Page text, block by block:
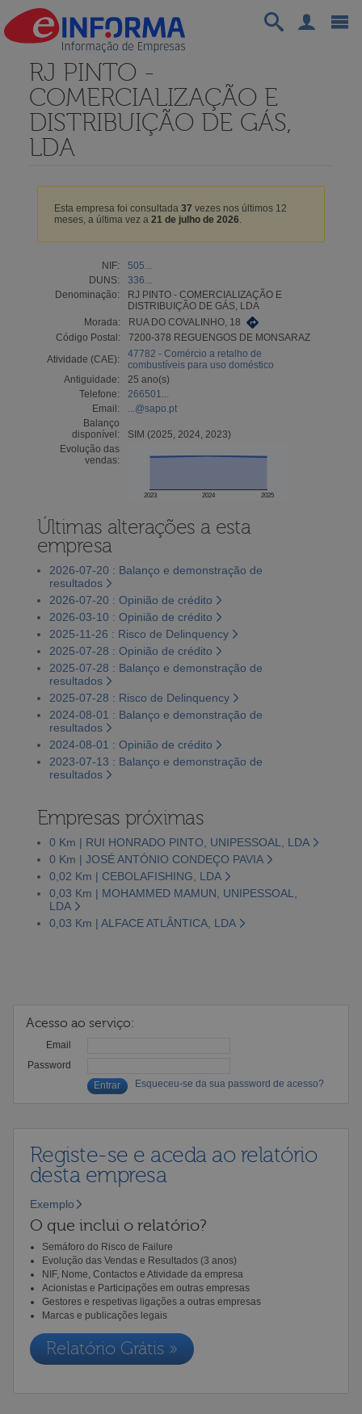
RJ PINTO -
COMERCIALIZAÇÃO E
DISTRIBUIÇÃO DE GÁS,
LDA
Esta empresa foi consultada 37 vezes nos últimos 12
meses, a última vez a 21 de julho de 2026.
NIF:
505...
DUNS:
336...
Denominação:
RJ PINTO - COMERCIALIZAÇÃO E
DISTRIBUIÇÃO DE GÁS, LDA
Morada:
RUA DO COVALINHO, 18
Código Postal:
7200-378 REGUENGOS DE MONSARAZ
Atividade (CAE):
47782 - Comércio a retalho de
combustíveis para uso doméstico
Antiguidade:
25 ano(s)
Telefone:
266501...
Email:
...@sapo.pt
Balanço
disponível:
SIM (2025, 2024, 2023)
Evolução das
vendas:
2023 2024 2025
Últimas alterações a esta
empresa
2026-07-20 : Balanço e demonstração de
resultados
2026-07-20 : Opinião de crédito
2026-03-10 : Opinião de crédito
2025-11-26 : Risco de Delinquency
2025-07-28 : Opinião de crédito
2025-07-28 : Balanço e demonstração de
resultados
2025-07-28 : Risco de Delinquency
2024-08-01 : Balanço e demonstração de
resultados
2024-08-01 : Opinião de crédito
2023-07-13 : Balanço e demonstração de
resultados
Empresas próximas
0 Km | RUI HONRADO PINTO, UNIPESSOAL, LDA
0 Km | JOSÉ ANTÓNIO CONDEÇO PAVIA
0,02 Km | CEBOLAFISHING, LDA
0,03 Km | MOHAMMED MAMUN, UNIPESSOAL,
LDA
0,03 Km | ALFACE ATLÂNTICA, LDA
Acesso ao serviço:
Email
Password
Esqueceu-se da sua password de acesso?
Registe-se e aceda ao relatório
desta empresa
Exemplo
O que inclui o relatório?
Semáforo do Risco de Failure
Evolução das Vendas e Resultados (3 anos)
NIF, Nome, Contactos e Atividade da empresa
Acionistas e Participações em outras empresas
Gestores e respetivas ligações a outras empresas
Marcas e publicações legais
Relatório Grátis »